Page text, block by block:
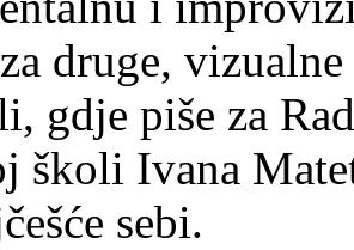
druge,
gdje piše za
školi Ivana
sebi.